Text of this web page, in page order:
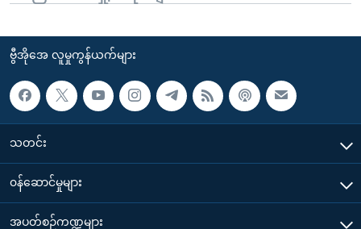
ဗွီအိုအေ လူမှုကွန်ယက်များ
သတင်း
၀န်ဆောင်မှုများ
အပတ်စဉ်ကဏ္ဍများ